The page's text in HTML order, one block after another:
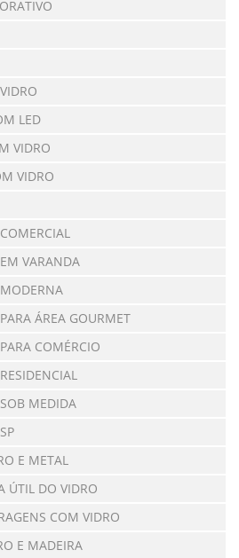
LED
VIDRO
VIDRO
VARANDA
ÁREA GOURMET
COMÉRCIO
MEDIDA
E METAL
ÚTIL DO VIDRO
COM VIDRO
E MADEIRA